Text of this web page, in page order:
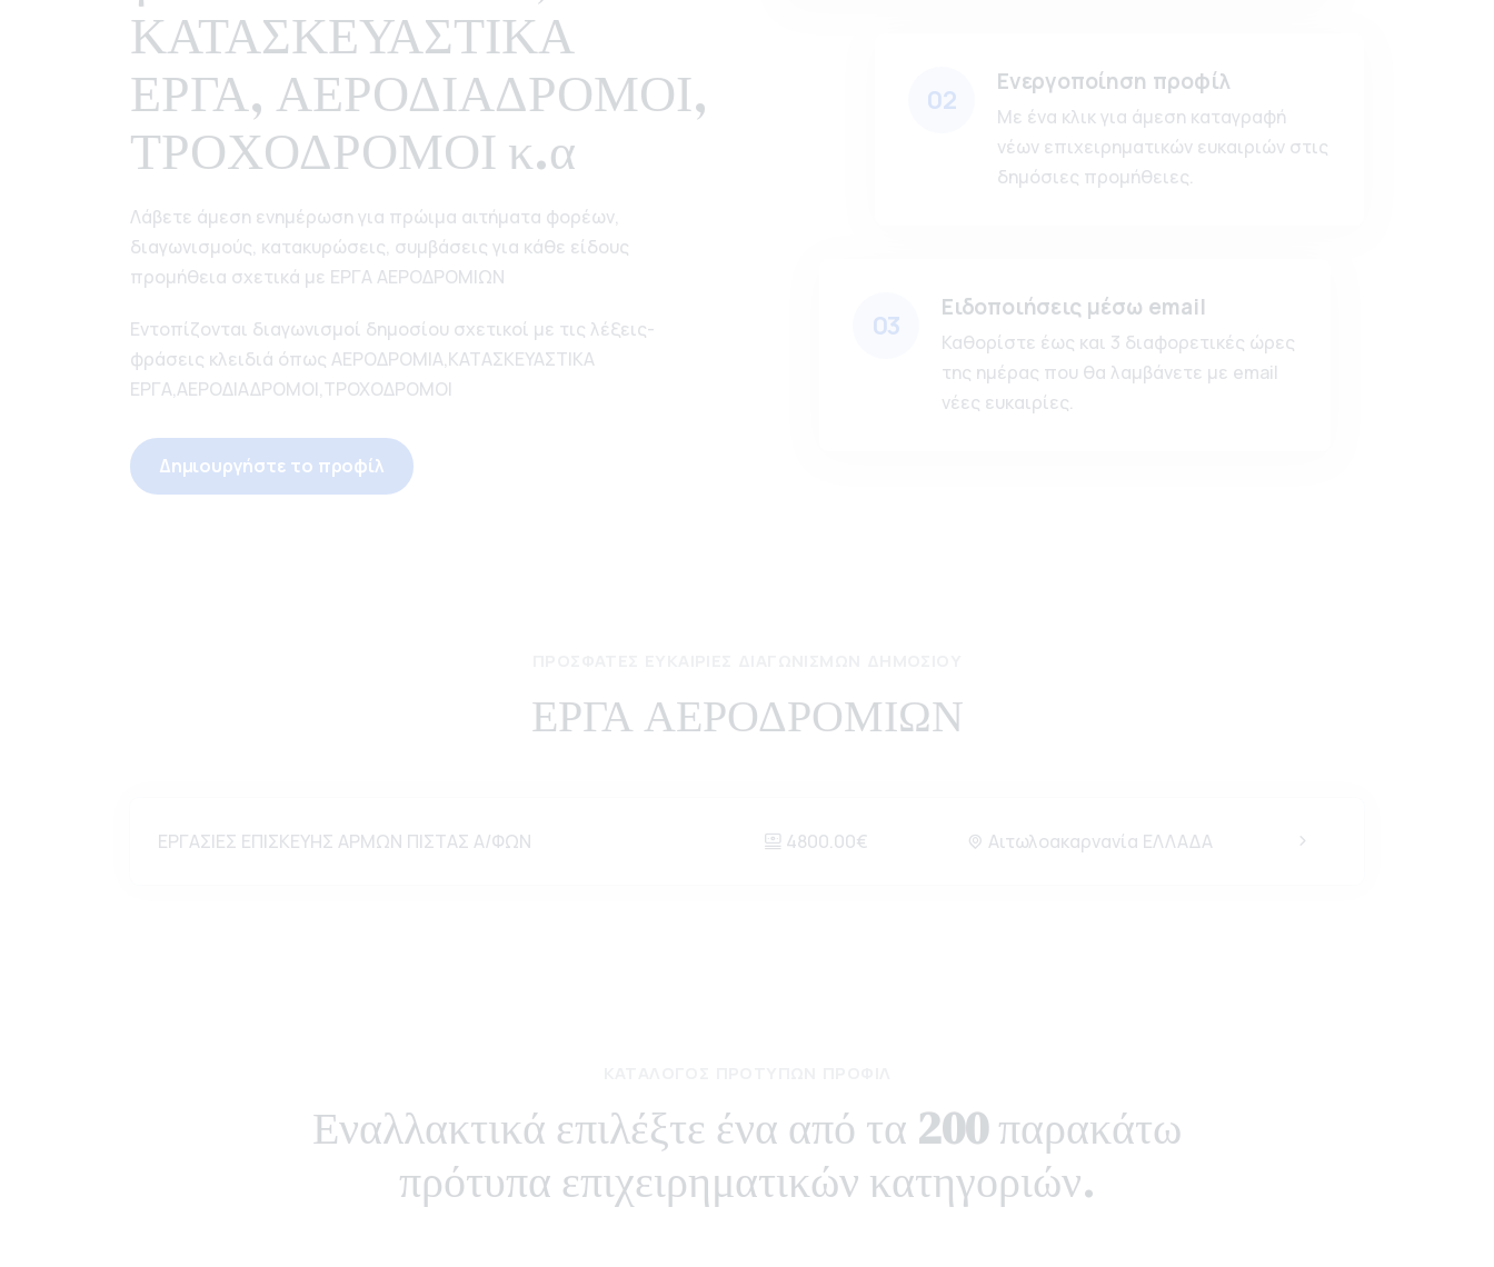
02
Ενεργοποίηση προφίλ
Με ένα κλικ για άμεση καταγραφή
νέων επιχειρηματικών ευκαιριών στις
δημόσιες προμήθειες.
03
Ειδοποιήσεις μέσω email
Καθορίστε έως και 3 διαφορετικές ώρες
της ημέρας που θα λαμβάνετε με email
νέες ευκαιρίες.
ΚΑΤΑΣΚΕΥΑΣΤΙΚΑ
ΕΡΓΑ, ΑΕΡΟΔΙΑΔΡΟΜΟΙ,
ΤΡΟΧΟΔΡΟΜΟΙ κ.α
Λάβετε άμεση ενημέρωση για πρώιμα αιτήματα φορέων,
διαγωνισμούς, κατακυρώσεις, συμβάσεις για κάθε είδους
προμήθεια σχετικά με ΕΡΓΑ ΑΕΡΟΔΡΟΜΙΩΝ
Εντοπίζονται διαγωνισμοί δημοσίου σχετικοί με τις λέξεις-
φράσεις κλειδιά όπως ΑΕΡΟΔΡΟΜΙΑ,ΚΑΤΑΣΚΕΥΑΣΤΙΚΑ
ΕΡΓΑ,ΑΕΡΟΔΙΑΔΡΟΜΟΙ,ΤΡΟΧΟΔΡΟΜΟΙ
Δημιουργήστε το προφίλ
ΕΡΓΑ ΑΕΡΟΔΡΟΜΙΩΝ
ΕΡΓΑΣΙΕΣ ΕΠΙΣΚΕΥΗΣ ΑΡΜΩΝ ΠΙΣΤΑΣ Α/ΦΩΝ 4800.00€ Αιτωλοακαρνανία ΕΛΛΑΔΑ
Εναλλακτικά επιλέξτε ένα από τα 200παρακάτω
πρότυπα επιχειρηματικών κατηγοριών.